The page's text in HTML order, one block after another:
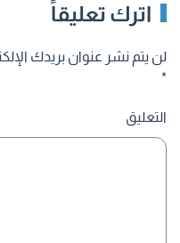
اترك تعليقاً
لن يتم نشر عنوان بريدك
*
التعليق